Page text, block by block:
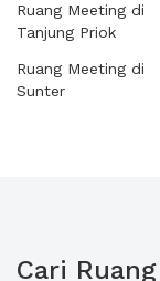
Ruang Meeting di
Tanjung Priok
Ruang Meeting di
Sunter
Cari